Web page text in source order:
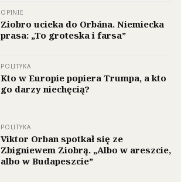
OPINIE
Ziobro ucieka do Orbána. Niemiecka
prasa: „To groteska i farsa”
POLITYKA
Kto w Europie popiera Trumpa, a kto
go darzy niechęcią?
POLITYKA
Viktor Orban spotkał się ze
Zbigniewem Ziobrą. „Albo w areszcie,
albo w Budapeszcie”